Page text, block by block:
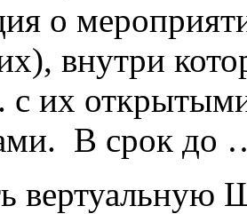
о
внутри
с их
В срок до
вертуальную